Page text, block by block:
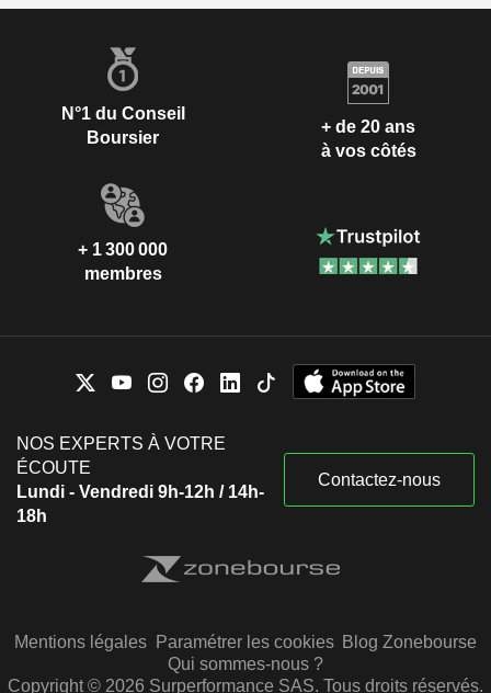
N°1 du Conseil
Boursier
+ de 20 ans
à vos côtés
+ 1 300 000
membres
NOS EXPERTS À VOTRE
ÉCOUTE
Lundi - Vendredi 9h-12h / 14h-
18h
Contactez-nous
Mentions légales Paramétrer les cookies Blog Zonebourse
Qui sommes-nous ?
Copyright © 2026 Surperformance SAS. Tous droits réservés.